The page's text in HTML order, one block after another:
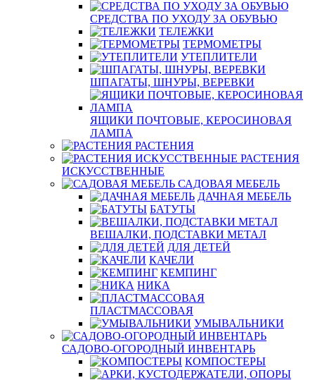
СРЕДСТВА ПО УХОДУ ЗА ОБУВЬЮ
ТЕЛЕЖКИ
ТЕРМОМЕТРЫ
УТЕПЛИТЕЛИ
ШПАГАТЫ, ШНУРЫ, ВЕРЕВКИ
ЯЩИКИ ПОЧТОВЫЕ, КЕРОСИНОВАЯ
ЛАМПА
РАСТЕНИЯ
РАСТЕНИЯ
ИСКУССТВЕННЫЕ
САДОВАЯ МЕБЕЛЬ
ДАЧНАЯ МЕБЕЛЬ
БАТУТЫ
ВЕШАЛКИ, ПОДСТАВКИ МЕТАЛ
ДЛЯ ДЕТЕЙ
КАЧЕЛИ
КЕМПИНГ
НИКА
ПЛАСТМАССОВАЯ
УМЫВАЛЬНИКИ
САДОВО-ОГОРОДНЫЙ ИНВЕНТАРЬ
КОМПОСТЕРЫ